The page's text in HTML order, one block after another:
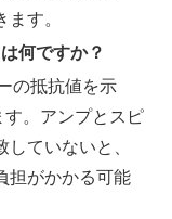
す。
何ですか？
の抵抗値を示
。アンプとスピ
ていないと、
担がかかる可能